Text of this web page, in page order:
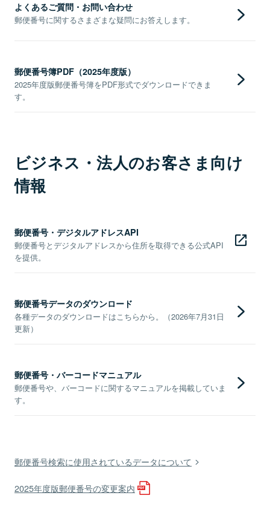
よくあるご質問・お問い合わせ
郵便番号に関するさまざまな疑問にお答えします。
郵便番号簿PDF（2025年度版）
2025年度版郵便番号簿をPDF形式でダウンロードできま
す。
ビジネス・法人のお客さま向け
情報
郵便番号・デジタルアドレスAPI
郵便番号とデジタルアドレスから住所を取得できる公式API
を提供。
郵便番号データのダウンロード
各種データのダウンロードはこちらから。（2026年7月31日
更新）
郵便番号・バーコードマニュアル
郵便番号や、バーコードに関するマニュアルを掲載していま
す。
郵便番号検索に使用されているデータについて
2025年度版郵便番号の変更案内